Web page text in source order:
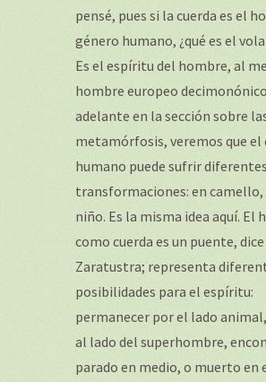
pensé, pues si la cuerda es el
género humano, ¿qué es el
Es el espíritu del hombre, al
hombre europeo
adelante en la sección sobre
metamórfosis, veremos que
humano puede sufrir diferentes
transformaciones: en camello,
niño. Es la misma idea aquí. El
como cuerda es un puente, dice
Zaratustra; representa
posibilidades para el espíritu:
permanecer por el lado
al lado del superhombre,
parado en medio, o muerto en